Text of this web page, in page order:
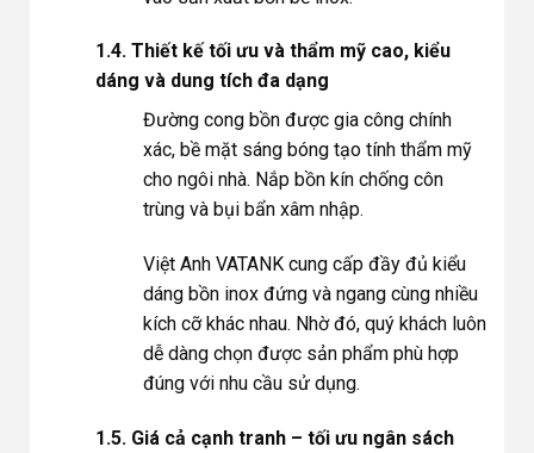
1.4. Thiết kế tối ưu và thẩm mỹ cao, kiểu
dáng và dung tích đa dạng
Đường cong bồn được gia công chính
xác, bề mặt sáng bóng tạo tính thẩm mỹ
cho ngôi nhà. Nắp bồn kín chống côn
trùng và bụi bẩn xâm nhập.
Việt Anh VATANK cung cấp đầy đủ kiểu
dáng bồn inox đứng và ngang cùng nhiều
kích cỡ khác nhau. Nhờ đó, quý khách luôn
dễ dàng chọn được sản phẩm phù hợp
đúng với nhu cầu sử dụng.
1.5. Giá cả cạnh tranh – tối ưu ngân sách